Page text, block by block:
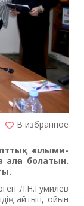
В избранное
ғылыми-
алға болатын.
Л.Н.Гумилев
айтып, ойын